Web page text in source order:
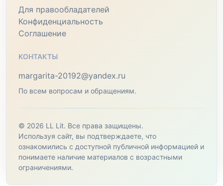
Для правообладателей
Конфиденциальность
Соглашение
КОНТАКТЫ
margarita-20192@yandex.ru
По всем вопросам и обращениям.
© 2026 LL Lit. Все права защищены.
Используя сайт, вы подтверждаете, что
ознакомились с доступной публичной информацией и
понимаете наличие материалов с возрастными
ограничениями.